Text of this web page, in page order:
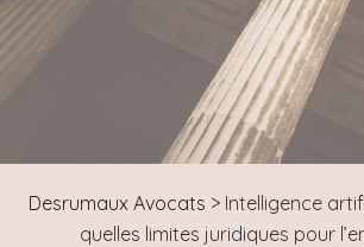
Desrumaux Avocats > Intelligence
quelles limites juridiques pour